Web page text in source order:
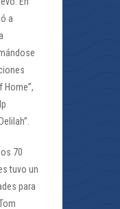
a
Home”,
70
tuvo un
para